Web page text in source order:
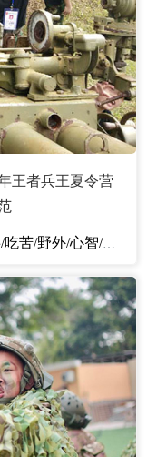
王者兵王夏令营
苦/野外/心智/领袖/励志